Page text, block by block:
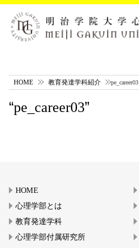
HOME 教育発達学科紹介 pe_career03
pe_career03
HOME
心理学部とは
教育発達学科
心理学部付属研究所